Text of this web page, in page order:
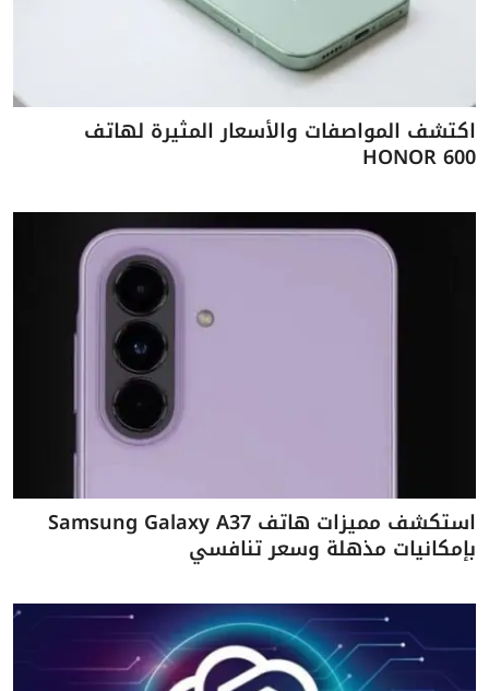
اكتشف المواصفات والأسعار المثيرة لهاتف
HONOR 600
استكشف مميزات هاتف Samsung Galaxy A37
بإمكانيات مذهلة وسعر تنافسي